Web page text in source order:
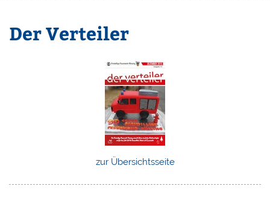
Der Verteiler
zur Übersichtsseite